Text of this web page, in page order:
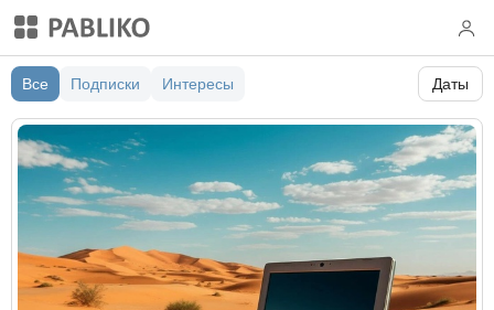
Все Подписки Интересы Даты
всё месяц неделя день